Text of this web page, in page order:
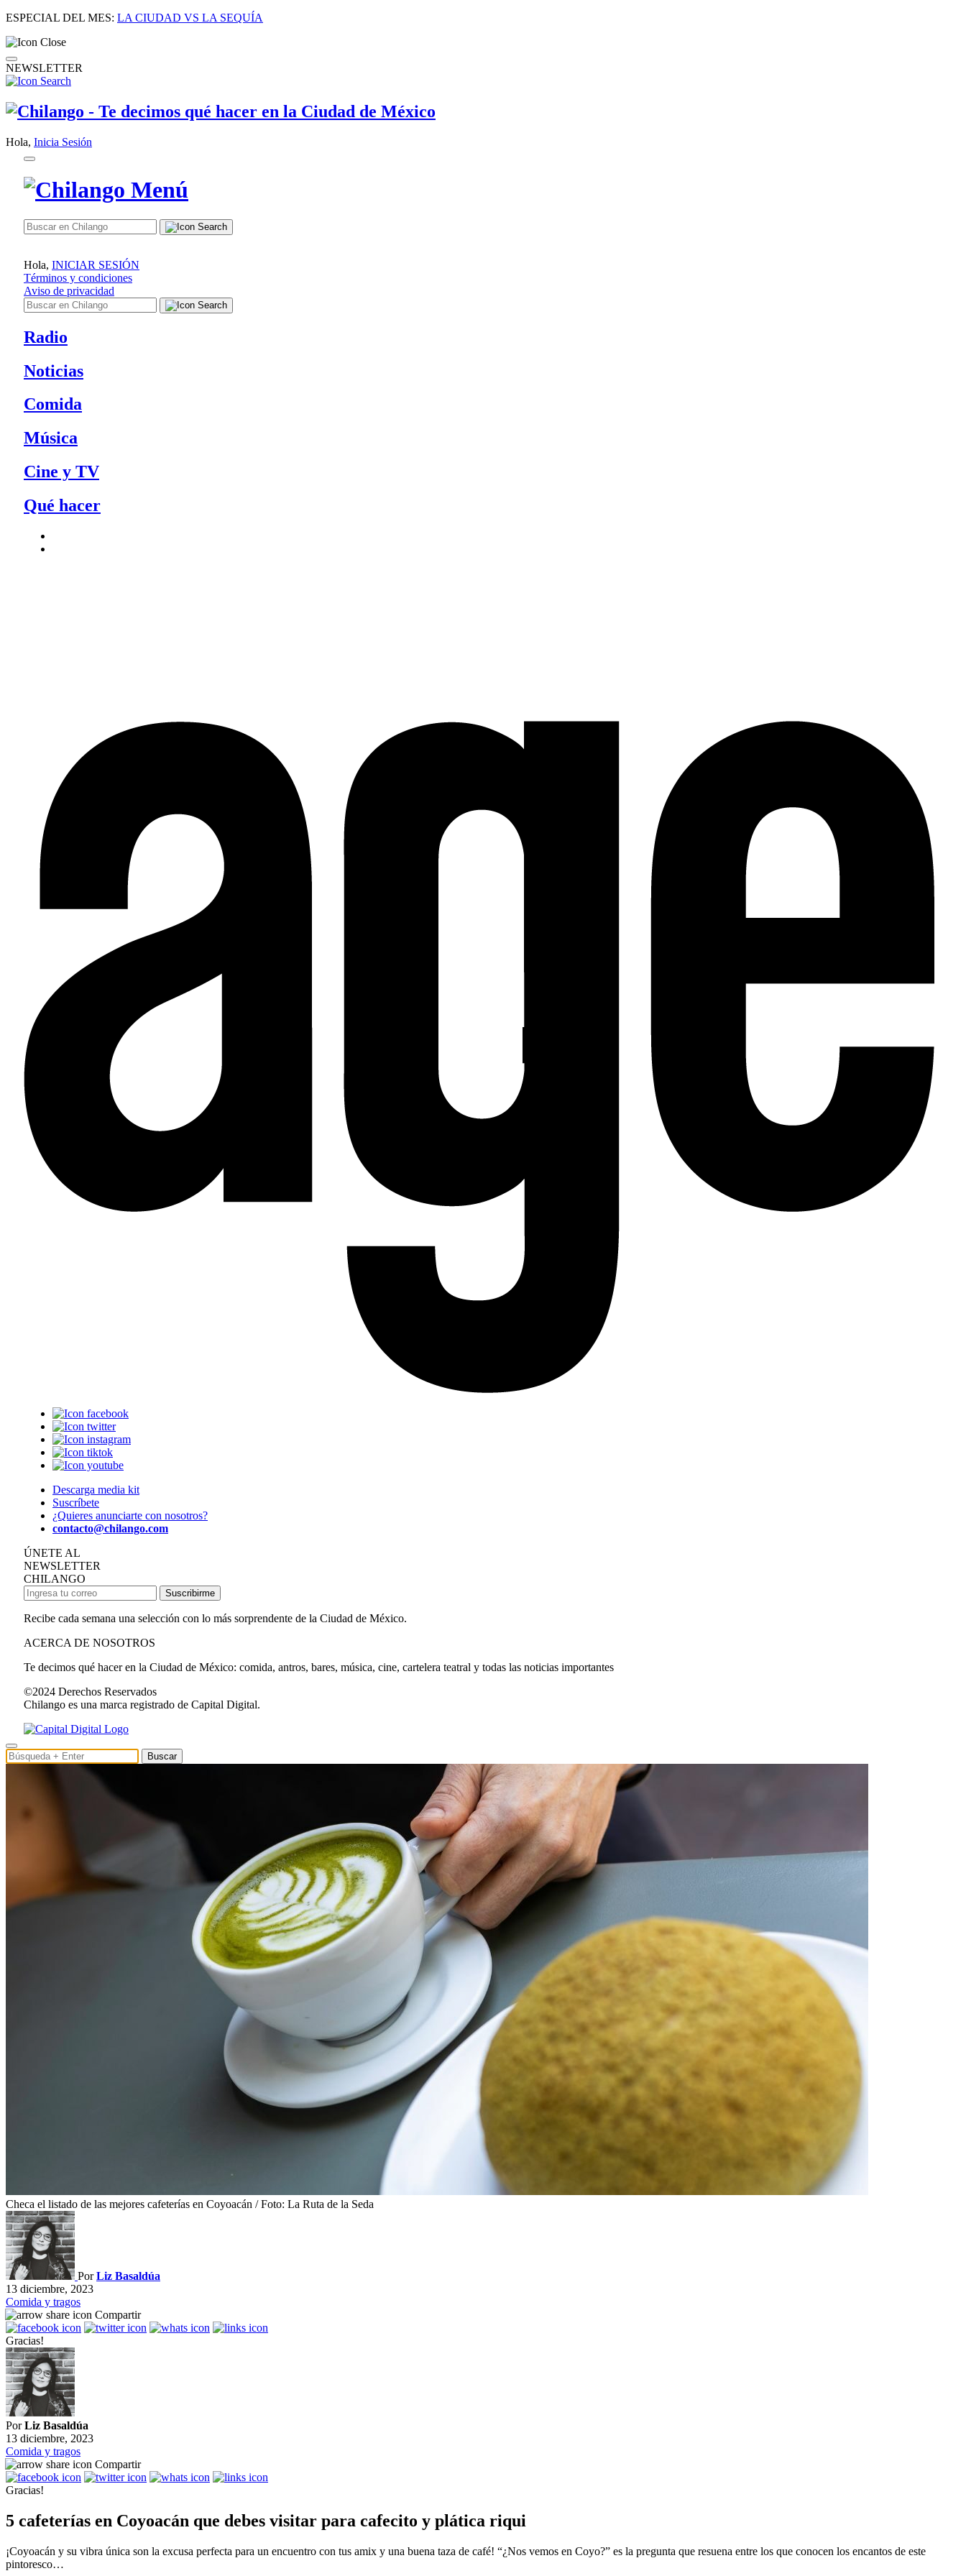
ESPECIAL DEL MES: LA CIUDAD VS LA SEQUÍA
NEWSLETTER
Hola, Inicia Sesión
Hola, INICIAR SESIÓN
Términos y condiciones
Aviso de privacidad
Radio
Noticias
Comida
Música
Cine y TV
Qué hacer
Descarga media kit
Suscríbete
¿Quieres anunciarte con nosotros?
contacto@chilango.com
ÚNETE AL
NEWSLETTER
CHILANGO
Suscribirme
Recibe cada semana una selección con lo más sorprendente de la Ciudad de México.
ACERCA DE NOSOTROS
Te decimos qué hacer en la Ciudad de México: comida, antros, bares, música, cine, cartelera teatral y todas las noticias importantes
©2024 Derechos Reservados
Chilango es una marca registrado de Capital Digital.
Buscar
Checa el listado de las mejores cafeterías en Coyoacán / Foto: La Ruta de la Seda
PorLiz Basaldúa
13 diciembre, 2023
Comida y tragos
Compartir
Gracias!
PorLiz Basaldúa
13 diciembre, 2023
Comida y tragos
Compartir
Gracias!
5 cafeterías en Coyoacán que debes visitar para cafecito y plática riqui
¡Coyoacán y su vibra única son la excusa perfecta para un encuentro con tus amix y una buena taza de café! “¿Nos vemos en Coyo?” es la pregunta que resuena entre los que conocen los encantos de este
pintoresco…